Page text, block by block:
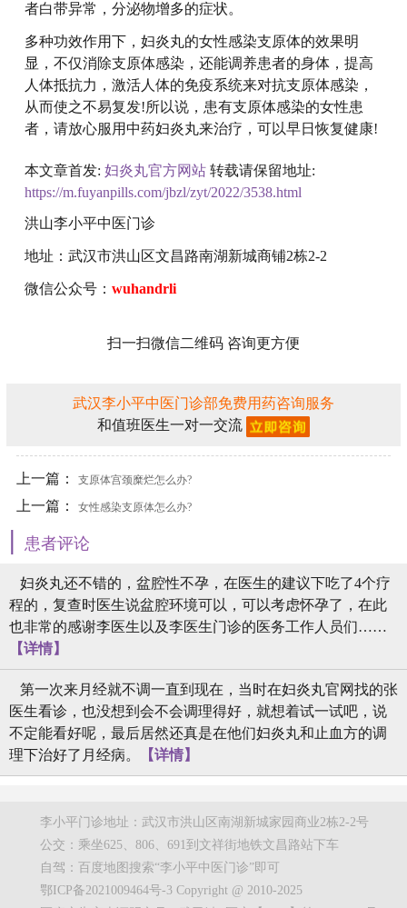
者白带异常，分泌物增多的症状。
多种功效作用下，妇炎丸的女性感染支原体的效果明
显，不仅消除支原体感染，还能调养患者的身体，提高
人体抵抗力，激活人体的免疫系统来对抗支原体感染，
从而使之不易复发!所以说，患有支原体感染的女性患
者，请放心服用中药妇炎丸来治疗，可以早日恢复健康!
本文章首发: 妇炎丸官方网站 转载请保留地址:
https://m.fuyanpills.com/jbzl/zyt/2022/3538.html
洪山李小平中医门诊
地址：武汉市洪山区文昌路南湖新城商铺2栋2-2
微信公众号： wuhandrli
扫一扫微信二维码 咨询更方便
武汉李小平中医门诊部免费用药咨询服务
和值班医生一对一交流
上一篇： 支原体宫颈糜烂怎么办?
上一篇： 女性感染支原体怎么办?
| 患者评论
妇炎丸还不错的，盆腔性不孕，在医生的建议下吃了4个疗
程的，复查时医生说盆腔环境可以，可以考虑怀孕了，在此
也非常的感谢李医生以及李医生门诊的医务工作人员们……
【详情】
第一次来月经就不调一直到现在，当时在妇炎丸官网找的张
医生看诊，也没想到会不会调理得好，就想着试一试吧，说
不定能看好呢，最后居然还真是在他们妇炎丸和止血方的调
理下治好了月经病。
【详情】
李小平门诊地址：武汉市洪山区南湖新城家园商业2栋2-2号
公交：乘坐625、806、691到文祥街地铁文昌路站下车
自驾：百度地图搜索“李小平中医门诊”即可
鄂ICP备2021009464号-3 Copyright @ 2010-2025